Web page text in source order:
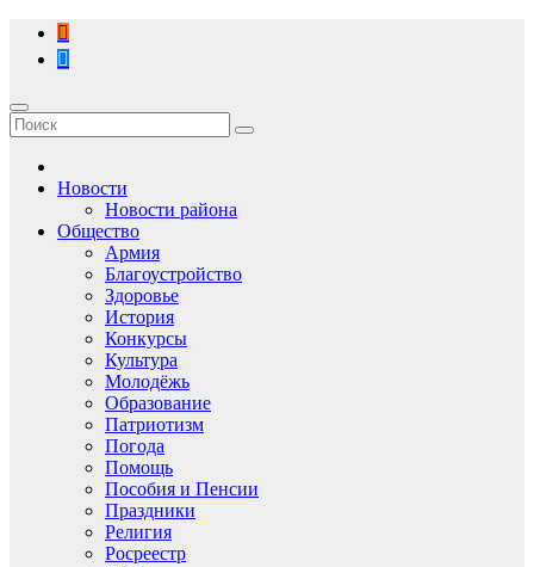
Перейти
содержимому
Новости
Новости района
Общество
Армия
Благоустройство
Здоровье
История
Конкурсы
Культура
Молодёжь
Образование
Патриотизм
Погода
Помощь
Пособия и Пенсии
Праздники
Религия
Росреестр